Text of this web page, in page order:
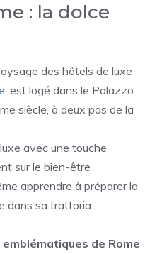
: la dolce
des hôtels de luxe
, est logé dans le Palazzo
siècle, à deux pas de la
avec une touche
sur le bien-être
apprendre à préparer la
dans sa trattoria
de Rome